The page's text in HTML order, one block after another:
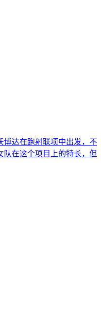
达在跑射联项中出发，不
在这个项目上的特长，但